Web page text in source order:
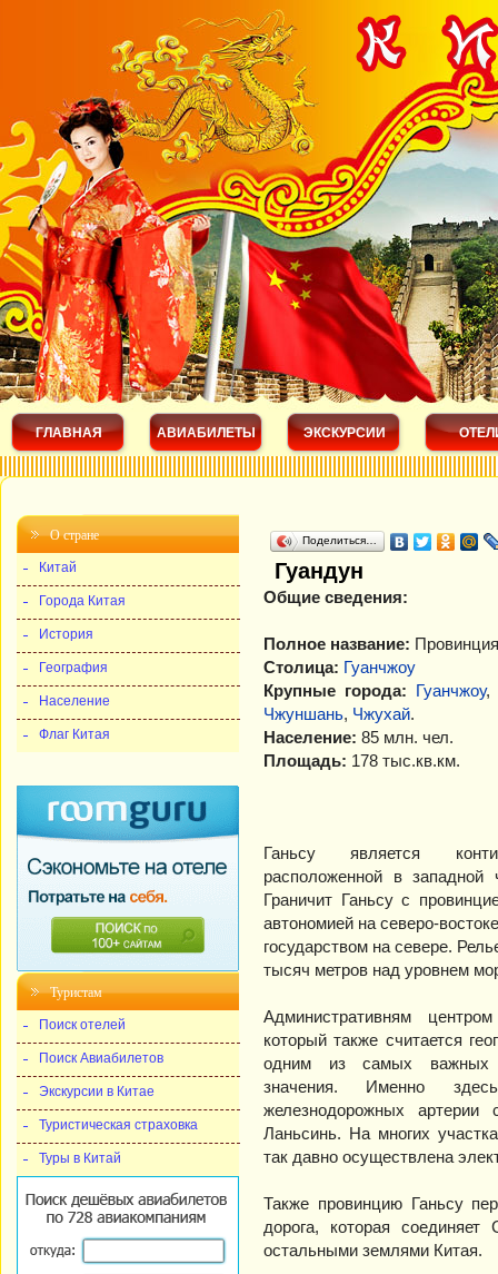
Поделиться…
Гуандун
Общие сведения:
Полное название:
Столица: Гуанчжоу
Крупные города: Гуанчжоу
Чжуншань, Чжухай.
Население: 85 млн. чел.
Площадь: 178 тыс.кв.км.
Ганьсу является
расположенной в
Граничит Ганьсу с
автономией на северо-
государством на севере.
тысяч метров над уровнем
Административням
который также считается
одним из самых важных
значения. Именно
железнодорожных
Ланьсинь. На многих
так давно осуществлена
Также провинцию Ганьсу
дорога, которая соединяет
остальными землями Китая.
О стране
Китай
Города Китая
История
География
Население
Флаг Китая
Туристам
Поиск отелей
Поиск Авиабилетов
Экскурсии в Китае
Туристическая страховка
Туры в Китай
ГЛАВНАЯ АВИАБИЛЕТЫ ЭКСКУРСИИ